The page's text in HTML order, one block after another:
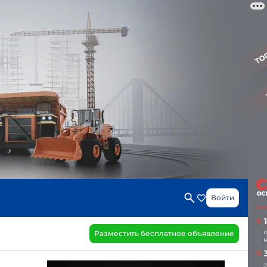
Войти
Разместить бесплатное объявление